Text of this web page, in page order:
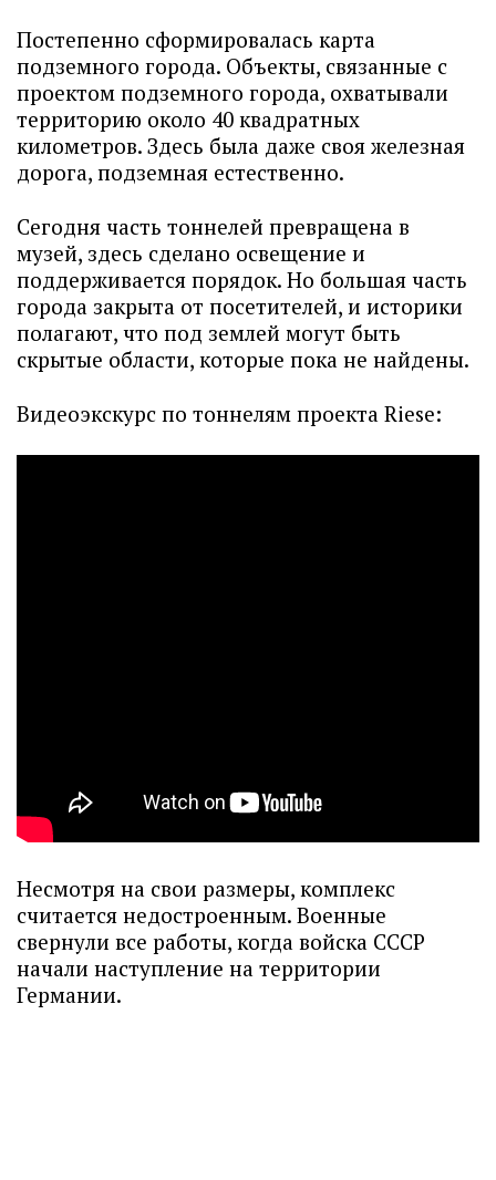
Постепенно сформировалась карта
подземного города. Объекты, связанные с
проектом подземного города, охватывали
территорию около 40 квадратных
километров. Здесь была даже своя железная
дорога, подземная естественно.
Сегодня часть тоннелей превращена в
музей, здесь сделано освещение и
поддерживается порядок. Но большая часть
города закрыта от посетителей, и историки
полагают, что под землей могут быть
скрытые области, которые пока не найдены.
Видеоэкскурс по тоннелям проекта Riese:
Несмотря на свои размеры, комплекс
считается недостроенным. Военные
свернули все работы, когда войска СССР
начали наступление на территории
Германии.